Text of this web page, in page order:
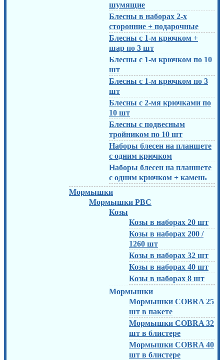
шумящие
Блесны в наборах 2-х
сторонние + подарочные
Блесны с 1-м крючком +
шар по 3 шт
Блесны с 1-м крючком по 10
шт
Блесны с 1-м крючком по 3
шт
Блесны с 2-мя крючками по
10 шт
Блесны с подвесным
тройником по 10 шт
Наборы блесен на планшете
с одним крючком
Наборы блесен на планшете
с одним крючком + камень
Мормышки
Мормышки РВС
Козы
Козы в наборах 20 шт
Козы в наборах 200 /
1260 шт
Козы в наборах 32 шт
Козы в наборах 40 шт
Козы в наборах 8 шт
Мормышки
Мормышки COBRA 25
шт в пакете
Мормышки COBRA 32
шт в блистере
Мормышки COBRA 40
шт в блистере